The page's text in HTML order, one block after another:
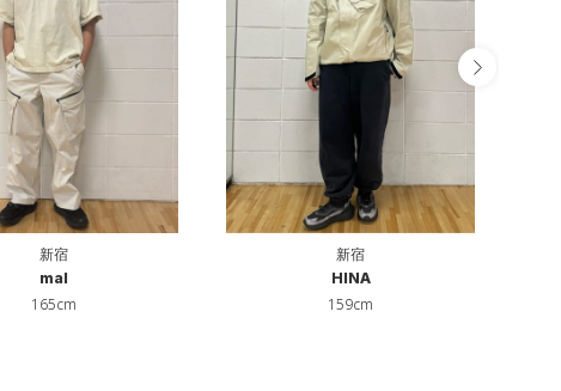
新宿
mal
165cm
新宿
HINA
159cm